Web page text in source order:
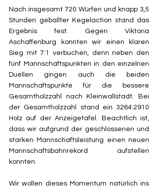
Nach insgesamt 720 Würfen und knapp 3,5
Stunden geballter Kegelaction stand das
Ergebnis fest. Gegen Viktoria
Aschaffenburg konnten wir einen klaren
Sieg mit 7:1 verbuchen, denn neben den
fünf Mannschaftspunkten in den einzelnen
Duellen gingen auch die beiden
Mannschaftspunkte für die bessere
Gesamtholzzahl nach Kleinwallstadt. Bei
der Gesamtholzzahl stand ein 3264:2910
Holz auf der Anzeigetafel. Beachtlich ist,
dass wir aufgrund der geschlossenen und
starken Mannschaftsleistung einen neuen
Mannschaftsbahnrekord aufstellen
konnten.
Wir wollen dieses Momentum natürlich ins